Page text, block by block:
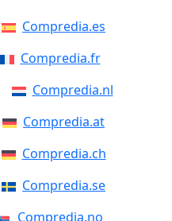
Compredia.es
Compredia.fr
Compredia.nl
Compredia.at
Compredia.ch
Compredia.se
Compredia.no